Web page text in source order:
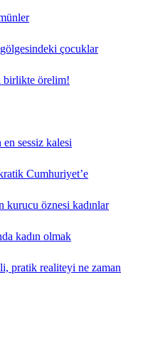
çocuklar
birlikte örelim!
sessiz kalesi
Cumhuriyet’e
kurucu öznesi kadınlar
kadın olmak
pratik realiteyi ne zaman